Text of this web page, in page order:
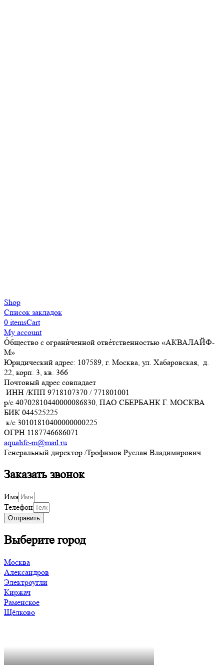
Shop
Список закладок
0 itemsCart
My account
О́бщество с ограни́ченной отве́тственностью «АКВАЛАЙФ-
М»
Юридический адрес: 107589, г. Москва, ул. Хабаровская, д.
22, корп. 3, кв. 366
Почтовый адрес совпадает
ИНН /КПП 9718107370 /771801001
р/с 40702810440000086830, ПАО СБЕРБАНК Г. МОСКВА
БИК 044525225
к/с 30101810400000000225
ОГРН 1187746686071
aqualife-m@mail.ru
Генеральный директор /Трофимов Руслан Владимирович
Заказать звонок
Имя
Телефон
Отправить
Выберите город
Москва
Александров
Электроугли
Киржач
Раменское
Щёлково